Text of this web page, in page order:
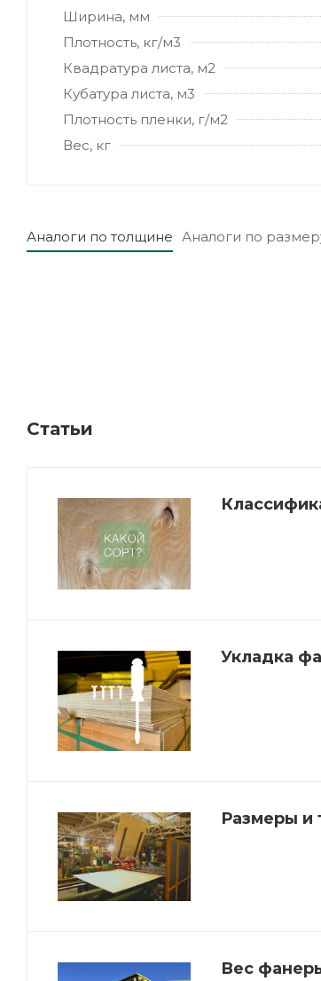
Ширина, мм
Плотность, кг/м3
Квадратура листа, м2
Кубатура листа, м3
Плотность пленки, г/м2
Вес, кг
Аналоги по толщине Аналоги по
Статьи
Укладка
Размеры и
Вес